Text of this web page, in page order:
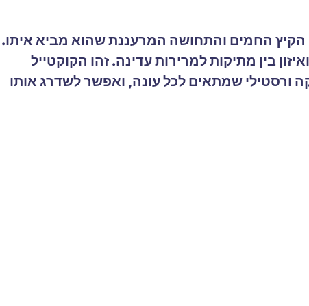
הקיץ החמים והתחושה המרעננת שהוא מביא איתו.
בין מתיקות למרירות עדינה. זהו הקוקטייל
ורסטילי שמתאים לכל עונה, ואפשר לשדרג אותו